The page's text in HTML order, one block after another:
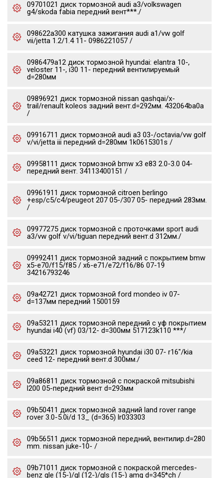
09701021 диск тормозной audi a3/volkswagen
g4/skoda fabia передний вент***./
098622a300 катушка зажигания audi a1/vw golf
vii/jetta 1.2/1.4 11- 0986221057 /
0986479a12 диск тормозной hyundai: elantra 10-,
veloster 11-, i30 11- передний вентилируемый
d=280мм
09896921 диск тормозной nissan qashqai/x-
trail/renault koleos задний вент.d=292мм. 432064ba0a
/
09916711 диск тормозной audi a3 03-/octavia/vw golf
v/vi/jetta iii передний d=280мм 1k0615301s /
09958111 диск тормозной bmw x3 e83 2.0-3.0 04-
передний вент. 34113400151 /
09961911 диск тормозной citroen berlingo
+esp/c5/c4/peugeot 207 05-/307 05- передний 283мм.
/
09977275 диск тормозной c проточками sport audi
a3/vw golf v/vi/tiguan передний вент.d 312мм./
09992411 диск тормозной задний с покрытием bmw
x5-e70/f15/f85 / x6-e71/e72/f16/86 07-19
34216793246
09a42721 диск тормозной ford mondeo iv 07-
d=137мм передний 1500159
09a53211 диск тормозной передний с уф покрытием
hyundai i40 (vf) 03/12- d=300мм 517123k110 ***/
09a53221 диск тормозной hyundai i30 07- r16"/kia
ceed 12- передний вент.d 300мм./
09a86811 диск тормозной с покраской mitsubishi
l200 05-передний вент d=293мм
09b50411 диск тормозной задний land rover range
rover 3.0-5.0i/d 13_ (d=365) lr033303
09b56511 диск тормозной передний, вентилир.d=280
mm. nissan juke-10- /
09b71011 диск тормозной с покраской mercedes-
benz gle (15-)/gl (12-)/gls (15-) amg d=345*ch /